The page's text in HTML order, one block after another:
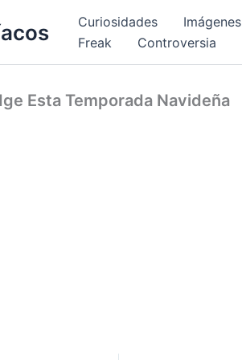
Curiosidades Imágenes
Freak
Controversia
Esta Temporada Navideña